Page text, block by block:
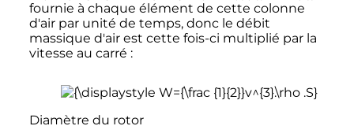
fournie à chaque élément de cette colonne
d'air par unité de temps, donc le débit
massique d'air est cette fois-ci multiplié par la
vitesse au carré :
Diamètre du rotor